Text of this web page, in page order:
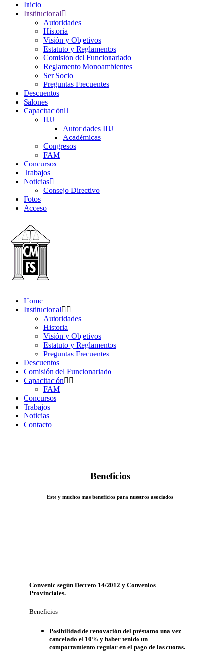
Inicio
Institucional
Autoridades
Historia
Visión y Objetivos
Estatuto y Reglamentos
Comisión del Funcionariado
Reglamento Monoambientes
Ser Socio
Preguntas Frecuentes
Descuentos
Salones
Capacitación
IIJJ
Autoridades IIJJ
Académicas
Congresos
FAM
Concursos
Trabajos
Noticias
Consejo Directivo
Fotos
Acceso
Home
Institucional
Autoridades
Historia
Visión y Objetivos
Estatuto y Reglamentos
Preguntas Frecuentes
Descuentos
Comisión del Funcionariado
Capacitación
FAM
Concursos
Trabajos
Noticias
Contacto
Beneficios
Este y muchos mas beneficios para nuestros asociados
Convenio según Decreto 14/2012 y Convenios
Provinciales.
Beneficios
Posibilidad de renovación del préstamo una vez
cancelado el 10% y haber tenido un
comportamiento regular en el pago de las cuotas.